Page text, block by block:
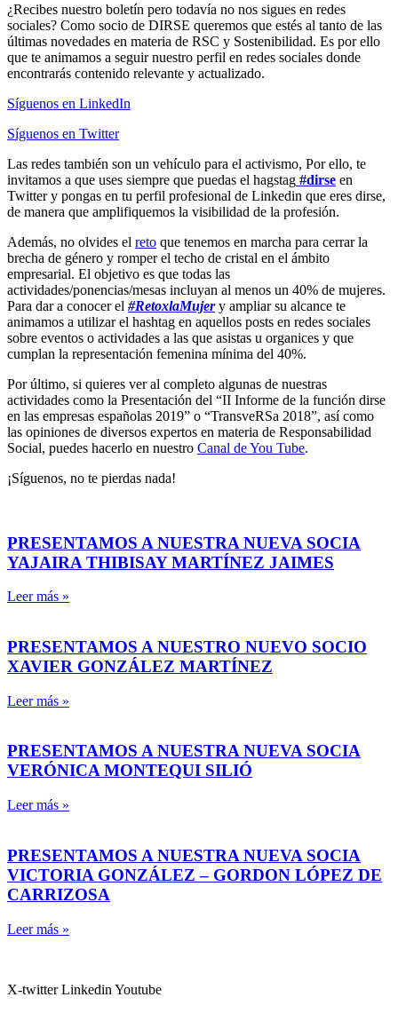
¿Recibes nuestro boletín pero todavía no nos sigues en redes
sociales? Como socio de DIRSE queremos que estés al tanto de las
últimas novedades en materia de RSC y Sostenibilidad. Es por ello
que te animamos a seguir nuestro perfil en redes sociales donde
encontrarás contenido relevante y actualizado.
Síguenos en LinkedIn
Síguenos en Twitter
Las redes también son un vehículo para el activismo, Por ello, te
invitamos a que uses siempre que puedas el hagstag #dirse en
Twitter y pongas en tu perfil profesional de Linkedin que eres dirse,
de manera que amplifiquemos la visibilidad de la profesión.
Además, no olvides el reto que tenemos en marcha para cerrar la
brecha de género y romper el techo de cristal en el ámbito
empresarial. El objetivo es que todas las
actividades/ponencias/mesas incluyan al menos un 40% de mujeres.
Para dar a conocer el #RetoxlaMujery ampliar su alcance te
animamos a utilizar el hashtag en aquellos posts en redes sociales
sobre eventos o actividades a las que asistas u organices y que
cumplan la representación femenina mínima del 40%.
Por último, si quieres ver al completo algunas de nuestras
actividades como la Presentación del “II Informe de la función dirse
en las empresas españolas 2019” o “TransveRSa 2018”, así como
las opiniones de diversos expertos en materia de Responsabilidad
Social, puedes hacerlo en nuestro Canal de You Tube.
¡Síguenos, no te pierdas nada!
PRESENTAMOS A NUESTRA NUEVA SOCIA
YAJAIRA THIBISAY MARTÍNEZ JAIMES
Leer más »
PRESENTAMOS A NUESTRO NUEVO SOCIO
XAVIER GONZÁLEZ MARTÍNEZ
Leer más »
PRESENTAMOS A NUESTRA NUEVA SOCIA
VERÓNICA MONTEQUI SILIÓ
Leer más »
PRESENTAMOS A NUESTRA NUEVA SOCIA
VICTORIA GONZÁLEZ – GORDON LÓPEZ DE
CARRIZOSA
Leer más »
X-twitter Linkedin Youtube